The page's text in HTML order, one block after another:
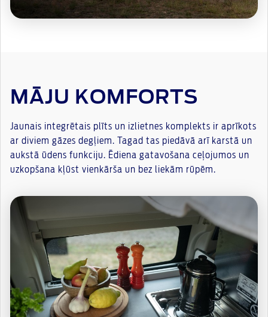
MĀJU KOMFORTS
Jaunais integrētais plīts un izlietnes komplekts ir aprīkots
ar diviem gāzes degļiem. Tagad tas piedāvā arī karstā un
aukstā ūdens funkciju. Ēdiena gatavošana ceļojumos un
uzkopšana kļūst vienkārša un bez liekām rūpēm.